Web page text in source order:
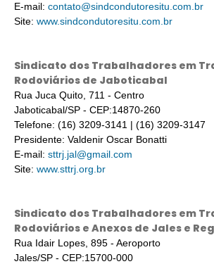
E-mail: contato@sindcondutoresitu.com.br
Site: www.sindcondutoresitu.com.br
Sindicato dos Trabalhadores em
Rodoviários de Jaboticabal
Rua Juca Quito, 711 - Centro
Jaboticabal/SP - CEP:14870-260
Telefone: (16) 3209-3141 | (16) 3209-3147
Presidente: Valdenir Oscar Bonatti
E-mail: sttrj.jal@gmail.com
Site: www.sttrj.org.br
Sindicato dos Trabalhadores em
Rodoviários e Anexos de Jales e
Rua Idair Lopes, 895 - Aeroporto
Jales/SP - CEP:15700-000